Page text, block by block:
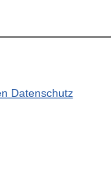
Datenschutz